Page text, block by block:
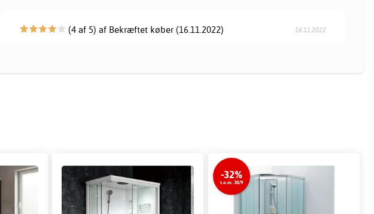
(4 af 5) af Bekræftet køber (16.11.2022) 16.11.2022
-32%
t.o.m. 30/9